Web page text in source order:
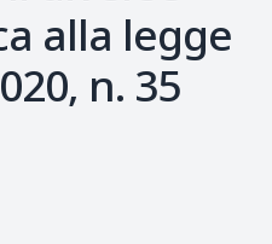
alla legge
n. 35